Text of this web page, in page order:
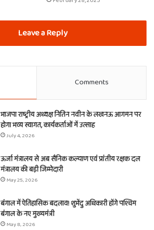
Leave a Reply
Comments
भाजपा राष्ट्रीय अध्यक्ष नितिन नवीन के लखनऊ आगमन पर
होगा भव्य स्वागत, कार्यकर्ताओं में उत्साह
July 4, 2026
ऊर्जा मंत्रालय से अब सैनिक कल्याण एवं प्रांतीय रक्षक दल
मंत्रालय की बड़ी जिम्मेदारी
May 25, 2026
बंगाल में ऐतिहासिक बदलाव! शुभेंदु अधिकारी होंगे पश्चिम
बंगाल के नए मुख्यमंत्री
May 8, 2026